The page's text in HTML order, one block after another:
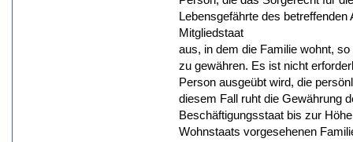
Lebensgefährte des
Mitgliedstaat
aus, in dem die Familie wohnt,
zu gewähren. Es ist nicht
Person ausgeübt wird, die
diesem Fall ruht die Gewährung
Beschäftigungsstaat bis zur
Wohnstaats vorgesehenen